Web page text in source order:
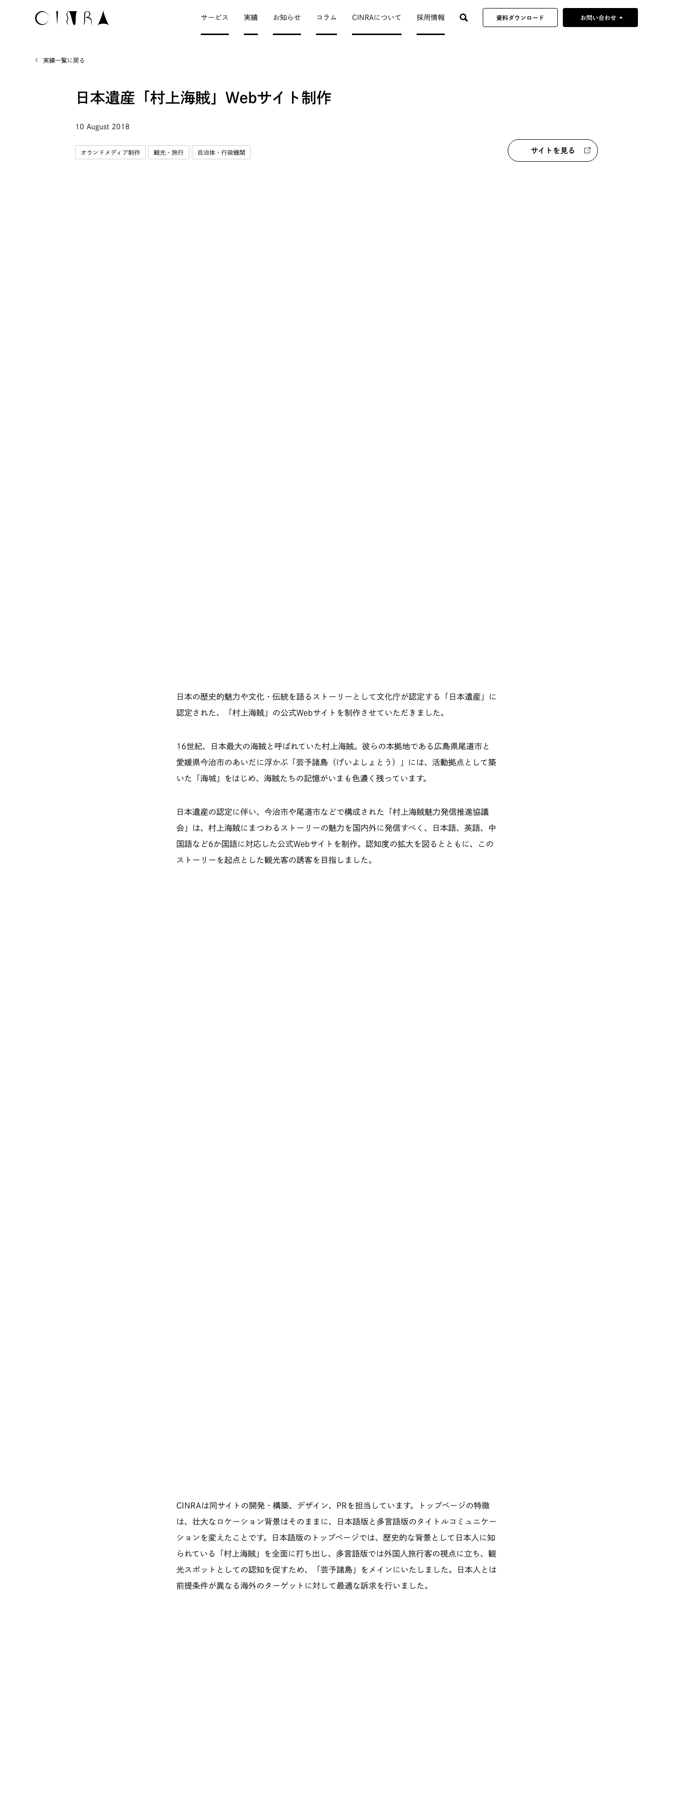
サービス 実績 お知らせ コラム CINRAについて 採用情報 資料ダウンロード お問い合わせ arrow_drop_up
実績一覧に戻る
日本遺産「村上海賊」Webサイト制作
10 August 2018
オウンドメディア制作 観光・旅行 自治体・行政機関 サイトを見る
日本の歴史的魅力や文化・伝統を語るストーリーとして文化庁が認定する「日本遺産」に
認定された、「村上海賊」の公式Webサイトを制作させていただきました。
16世紀、日本最大の海賊と呼ばれていた村上海賊。彼らの本拠地である広島県尾道市と
愛媛県今治市のあいだに浮かぶ「芸予諸島（げいよしょとう）」には、活動拠点として築
いた「海城」をはじめ、海賊たちの記憶がいまも色濃く残っています。
日本遺産の認定に伴い、今治市や尾道市などで構成された「村上海賊魅力発信推進協議
会」は、村上海賊にまつわるストーリーの魅力を国内外に発信すべく、日本語、英語、中
国語など6か国語に対応した公式Webサイトを制作。認知度の拡大を図るとともに、この
ストーリーを起点とした観光客の誘客を目指しました。
CINRAは同サイトの開発・構築、デザイン、PRを担当しています。トップページの特徴
は、壮大なロケーション背景はそのままに、日本語版と多言語版のタイトルコミュニケー
ションを変えたことです。日本語版のトップページでは、歴史的な背景として日本人に知
られている「村上海賊」を全面に打ち出し、多言語版では外国人旅行客の視点に立ち、観
光スポットとしての認知を促すため、「芸予諸島」をメインにいたしました。日本人とは
前提条件が異なる海外のターゲットに対して最適な訴求を行いました。